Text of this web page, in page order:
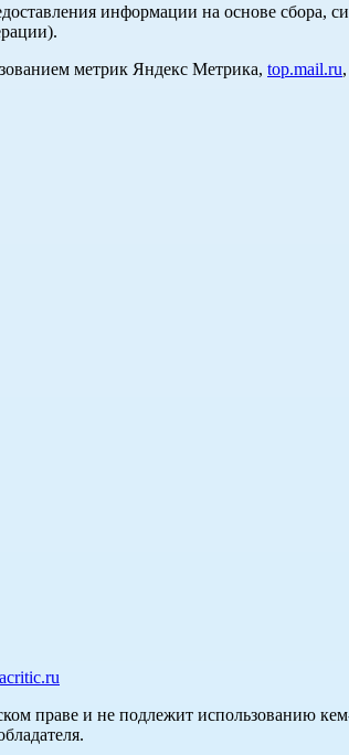
информации на основе сбора,
метрик Яндекс Метрика, top.mail.ru
праве и не подлежит использованию